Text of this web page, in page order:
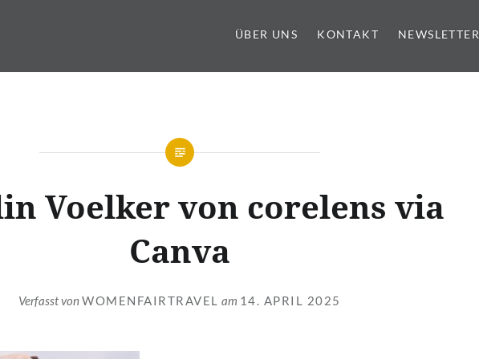
ÜBER UNS KONTAKT NEWSLETTER
Voelker von corelens via
Canva
Verfasst vonWOMENFAIRTRAVEL am 14. APRIL 2025